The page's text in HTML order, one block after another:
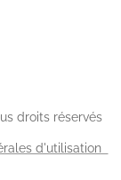
droits réservés
d'utilisation